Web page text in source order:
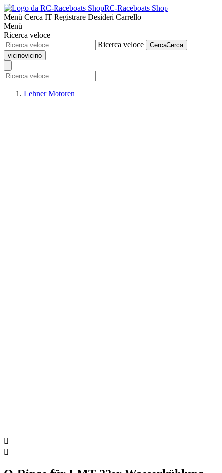
RC-Raceboats Shop
Menù Cerca IT Registrare Desideri Carrello
Menù
Ricerca veloce
Ricerca veloce
CercaCerca
vicinovicino
Lehner Motoren

